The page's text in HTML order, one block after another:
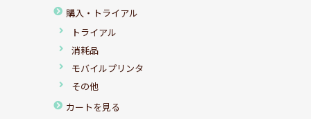
購入・トライアル
トライアル
消耗品
モバイルプリンタ
その他
カートを見る